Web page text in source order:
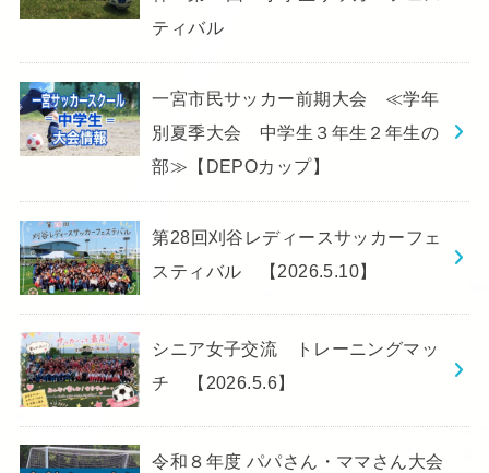
ティバル
一宮市民サッカー前期大会 ≪学年
別夏季大会 中学生３年生２年生の
部≫【DEPOカップ】
第28回刈谷レディースサッカーフェ
スティバル 【2026.5.10】
シニア女子交流 トレーニングマッ
チ 【2026.5.6】
令和８年度 パパさん・ママさん大会